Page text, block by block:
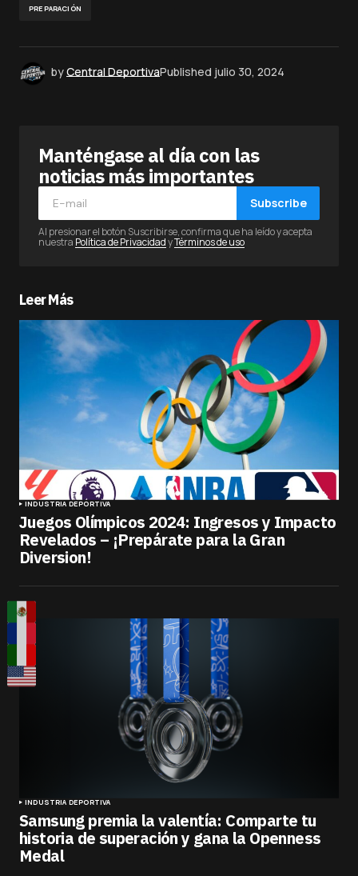
PREPARACIÓN
byCentral DeportivaPublished julio 30, 2024
Manténgase al día con las
noticias más importantes
Subscribe
Al presionar el botón Suscribirse, confirma que ha leído y acepta
nuestra Política de PrivacidadyTérminos de uso
Leer Más
INDUSTRIA DEPORTIVA
Juegos Olímpicos 2024: Ingresos y Impacto
Revelados – ¡Prepárate para la Gran
Diversion!
INDUSTRIA DEPORTIVA
Samsung premia la valentía: Comparte tu
historia de superación y gana la Openness
Medal